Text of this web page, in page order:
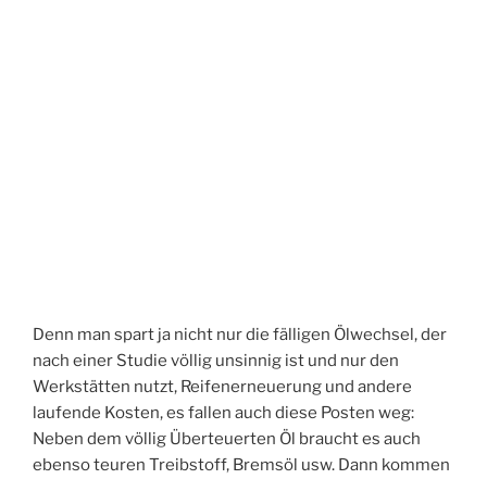
Denn man spart ja nicht nur die fälligen Ölwechsel, der
nach einer Studie völlig unsinnig ist und nur den
Werkstätten nutzt, Reifenerneuerung und andere
laufende Kosten, es fallen auch diese Posten weg:
Neben dem völlig Überteuerten Öl braucht es auch
ebenso teuren Treibstoff, Bremsöl usw. Dann kommen